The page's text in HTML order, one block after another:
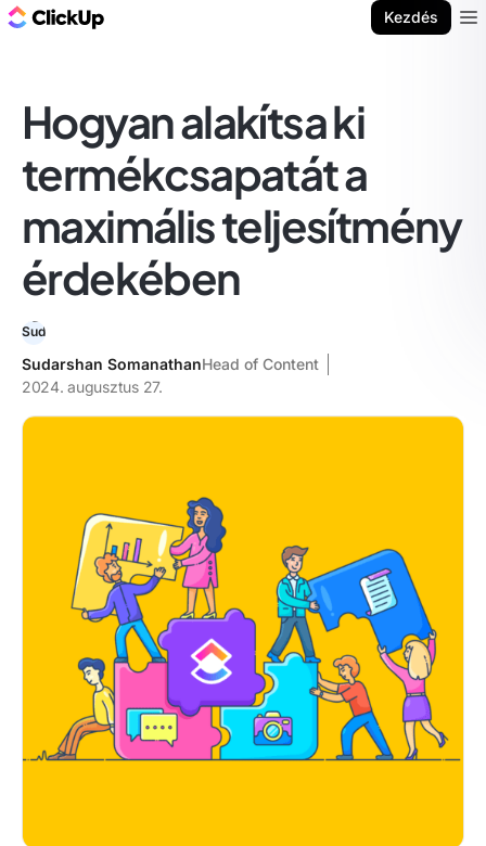
Kezdés
Hogyan alakítsa ki
termékcsapatát a
maximális teljesítmény
érdekében
Sudarshan SomanathanHead of Content
2024. augusztus 27.